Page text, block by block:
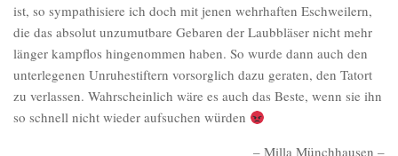
ist, so sympathisiere ich doch mit jenen wehrhaften Eschweilern,
die das absolut unzumutbare Gebaren der Laubbläser nicht mehr
länger kampflos hingenommen haben. So wurde dann auch den
unterlegenen Unruhestiftern vorsorglich dazu geraten, den Tatort
zu verlassen. Wahrscheinlich wäre es auch das Beste, wenn sie ihn
so schnell nicht wieder aufsuchen würden
– Milla Münchhausen –